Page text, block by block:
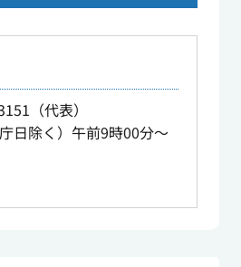
（代表）
日除く）午前9時00分～